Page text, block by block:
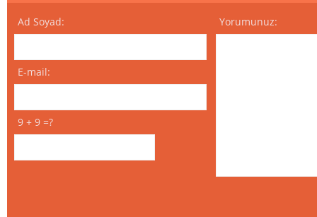
Ad Soyad:
E-mail:
9 + 9 =?
Yorumunuz: